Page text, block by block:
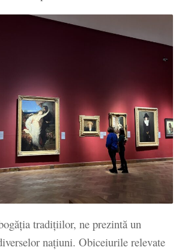
tradițiilor, ne prezintă un
națiuni. Obiceiurile relevate